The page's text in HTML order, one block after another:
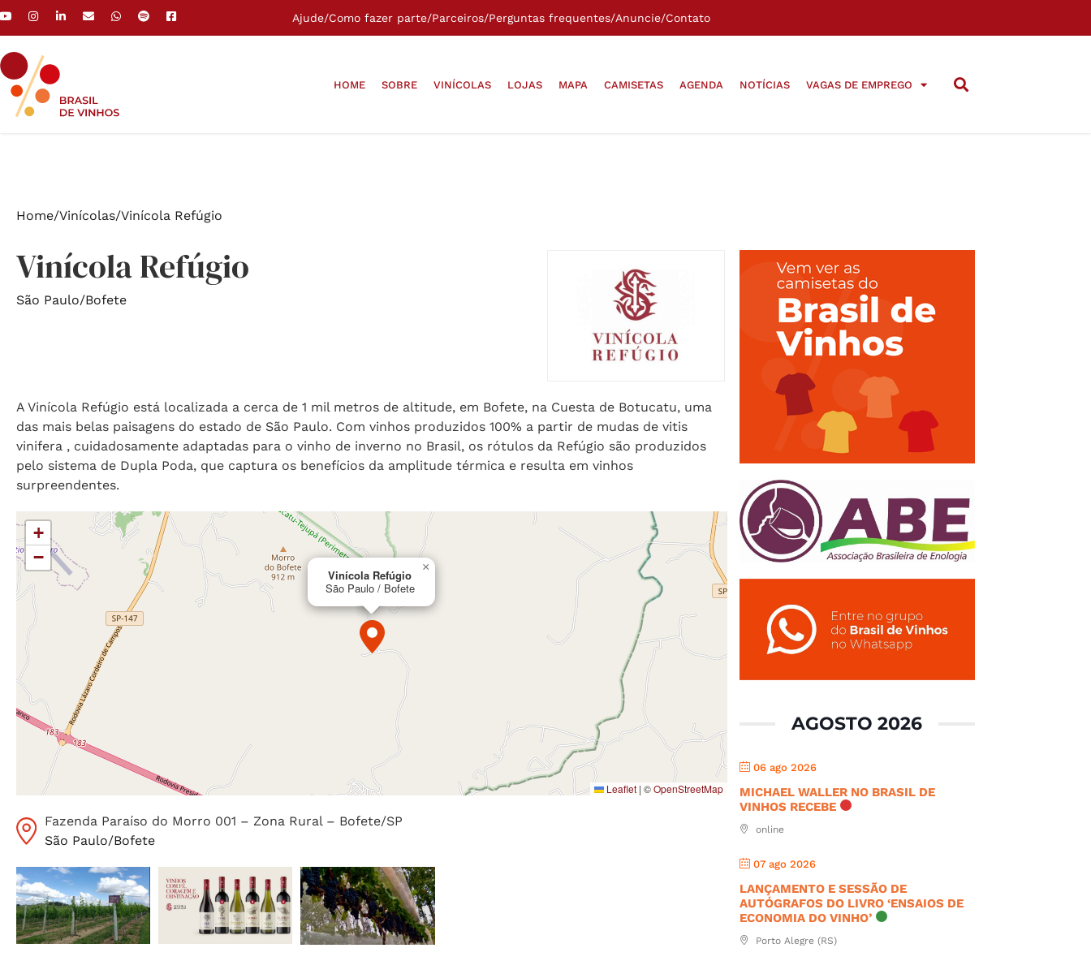
Ajude/Como fazer parte/Parceiros/Perguntas frequentes/Anuncie/Contato
HOME SOBRE VINÍCOLAS LOJAS MAPA CAMISETAS AGENDA NOTÍCIAS VAGAS DE EMPREGO
Home/Vinícolas/Vinícola Refúgio
Vinícola Refúgio
São Paulo/Bofete
A Vinícola Refúgio está localizada a cerca de 1 mil metros de altitude, em Bofete, na Cuesta de Botucatu, uma
das mais belas paisagens do estado de São Paulo. Com vinhos produzidos 100% a partir de mudas de vitis
vinifera , cuidadosamente adaptadas para o vinho de inverno no Brasil, os rótulos da Refúgio são produzidos
pelo sistema de Dupla Poda, que captura os benefícios da amplitude térmica e resulta em vinhos
surpreendentes.
Vinícola Refúgio
São Paulo / Bofete
×
+
−
Leaflet | ©OpenStreetMap
Fazenda Paraíso do Morro 001 – Zona Rural – Bofete/SP
São Paulo/Bofete
AGOSTO 2026
06 ago 2026
MICHAEL WALLER NO BRASIL DE
VINHOS RECEBE
online
07 ago 2026
LANÇAMENTO E SESSÃO DE
AUTÓGRAFOS DO LIVRO ‘ENSAIOS DE
ECONOMIA DO VINHO’
Porto Alegre (RS)